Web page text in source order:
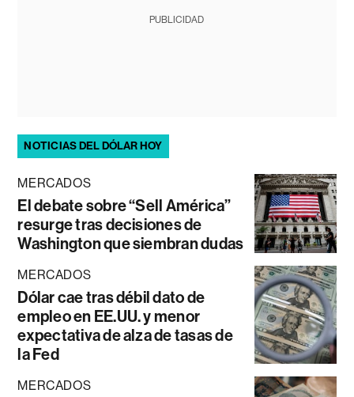
PUBLICIDAD
NOTICIAS DEL DÓLAR HOY
MERCADOS
El debate sobre “Sell América”
resurge tras decisiones de
Washington que siembran dudas
MERCADOS
Dólar cae tras débil dato de
empleo en EE.UU. y menor
expectativa de alza de tasas de
la Fed
MERCADOS